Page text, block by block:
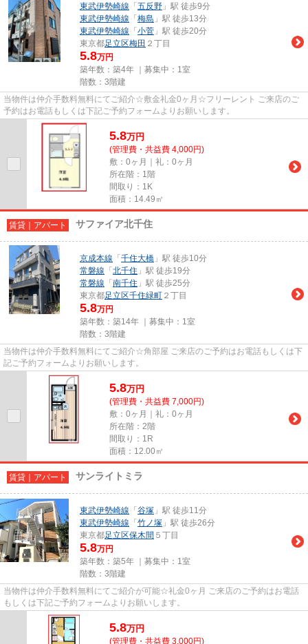
東武伊勢崎線 「 五反野 」駅 徒歩9分
東武伊勢崎線 「 梅島 」駅 徒歩13分
東武伊勢崎線 「 小菅 」駅 徒歩20分
東京都足立区梅田 ２丁目
5.8万円
築年数：築4年 ｜募集中： 1室
階数：3階建
当物件は仲介手数料無料にてご紹介☆敷金礼金0ヶ月☆フリーレント ご来店のご
予約はお電話もしくは下記ご予約フォームよりお願いします。
5.8万円
(管理費・共益費 4,000円)
敷：0ヶ月｜礼：0ヶ月
所在階：1階
間取り：1K
面積：14.49㎡
賃貸｜アパート サファイア北千住
京成本線 「 千住大橋 」駅 徒歩10分
常磐線 「 北千住 」駅 徒歩19分
常磐線 「 南千住 」駅 徒歩25分
東京都足立区千住緑町 ２丁目
5.8万円
築年数：築14年 ｜募集中： 1室
階数：3階建
当物件は仲介手数料無料にてご紹介☆角部屋 ご来店のご予約はお電話もしくは下
記ご予約フォームよりお願いします。
5.8万円
(管理費・共益費 7,000円)
敷：0ヶ月｜礼：0ヶ月
所在階：2階
間取り：1R
面積：12.00㎡
賃貸｜アパート サンライトミラ
東武伊勢崎線 「 谷塚 」駅 徒歩11分
東武伊勢崎線 「 竹ノ塚 」駅 徒歩26分
東京都足立区保木間 ５丁目
5.8万円
築年数：築5年 ｜募集中： 1室
階数：3階建
当物件は仲介手数料無料にてご紹介が可能☆礼金0ヶ月 ご来店のご予約はお電話
もしくは下記ご予約フォームよりお願いします。
5.8万円
(管理費・共益費 3,000円)